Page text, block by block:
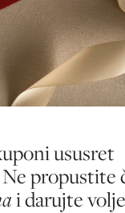
ususret
propustite
i darujte